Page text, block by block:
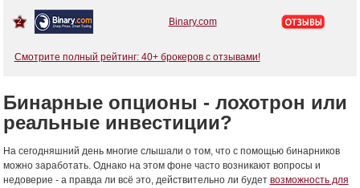
2 Binary.com
Смотрите полный рейтинг: 40+ брокеров с отзывами!
Бинарные опционы - лохотрон или
реальные инвестиции?
На сегодняшний день многие слышали о том, что с помощью бинарников
можно заработать. Однако на этом фоне часто возникают вопросы и
недоверие - а правда ли всё это, действительно ли будет возможность для